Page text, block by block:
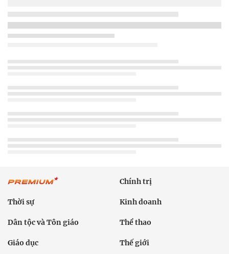
Chính trị
Thời sự Kinh doanh
Dân tộc và Tôn giáo Thể thao
Giáo dục Thế giới